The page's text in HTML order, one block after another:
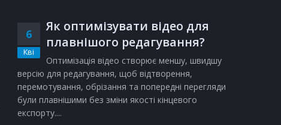
6
Кві
Як оптимізувати відео для
плавнішого редагування?
Оптимізація відео створює меншу, швидшу
версію для редагування, щоб відтворення,
перемотування, обрізання та попередні перегляди
були плавнішими без зміни якості кінцевого
експорту....